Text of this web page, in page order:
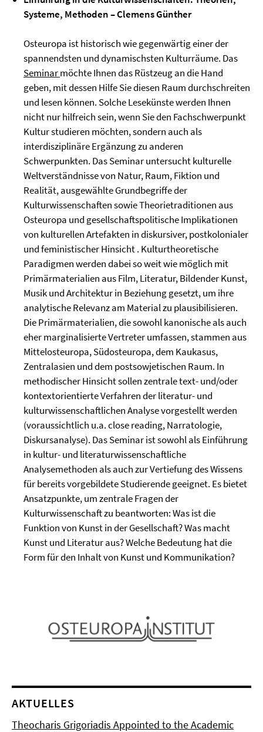
Systeme, Methoden–Clemens Günther
Osteuropa ist historisch wie gegenwärtig einer der
spannendsten und dynamischsten Kulturräume. Das
Seminarmöchte Ihnen das Rüstzeug an die Hand
geben, mit dessen Hilfe Sie diesen Raum durchschreiten
und lesen können. Solche Lesekünste werden Ihnen
nicht nur hilfreich sein, wenn Sie den Fachschwerpunkt
Kultur studieren möchten, sondern auch als
interdisziplinäre Ergänzung zu anderen
Schwerpunkten. Das Seminar untersucht kulturelle
Weltverständnisse von Natur, Raum, Fiktion und
Realität, ausgewählte Grundbegriffe der
Kulturwissenschaften sowie Theorietraditionen aus
Osteuropa und gesellschaftspolitische Implikationen
von kulturellen Artefakten in diskursiver, postkolonialer
und feministischer Hinsicht . Kulturtheoretische
Paradigmen werden dabei so weit wie möglich mit
Primärmaterialien aus Film, Literatur, Bildender Kunst,
Musik und Architektur in Beziehung gesetzt, um ihre
analytische Relevanz am Material zu plausibilisieren.
Die Primärmaterialien, die sowohl kanonische als auch
eher marginalisierte Vertreter umfassen, stammen aus
Mittelosteuropa, Südosteuropa, dem Kaukasus,
Zentralasien und dem postsowjetischen Raum. In
methodischer Hinsicht sollen zentrale text- und/oder
kontextorientierte Verfahren der literatur- und
kulturwissenschaftlichen Analyse vorgestellt werden
(voraussichtlich u.a. close reading, Narratologie,
Diskursanalyse). Das Seminar ist sowohl als Einführung
in kultur- und literaturwissenschaftliche
Analysemethoden als auch zur Vertiefung des Wissens
für bereits vorgebildete Studierende geeignet. Es bietet
Ansatzpunkte, um zentrale Fragen der
Kulturwissenschaft zu beantworten: Was ist die
Funktion von Kunst in der Gesellschaft? Was macht
Kunst und Literatur aus? Welche Bedeutung hat die
Form für den Inhalt von Kunst und Kommunikation?
AKTUELLES
Theocharis Grigoriadis Appointed to the Academic